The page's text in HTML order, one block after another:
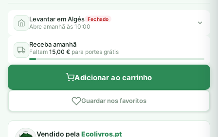
Levantar em Algés Fechado
Abre amanhã às 10:00
Receba amanhã
Faltam 15,00 € para portes grátis
Adicionar ao carrinho
Guardar nos favoritos
Vendido pelaEcolivros.pt